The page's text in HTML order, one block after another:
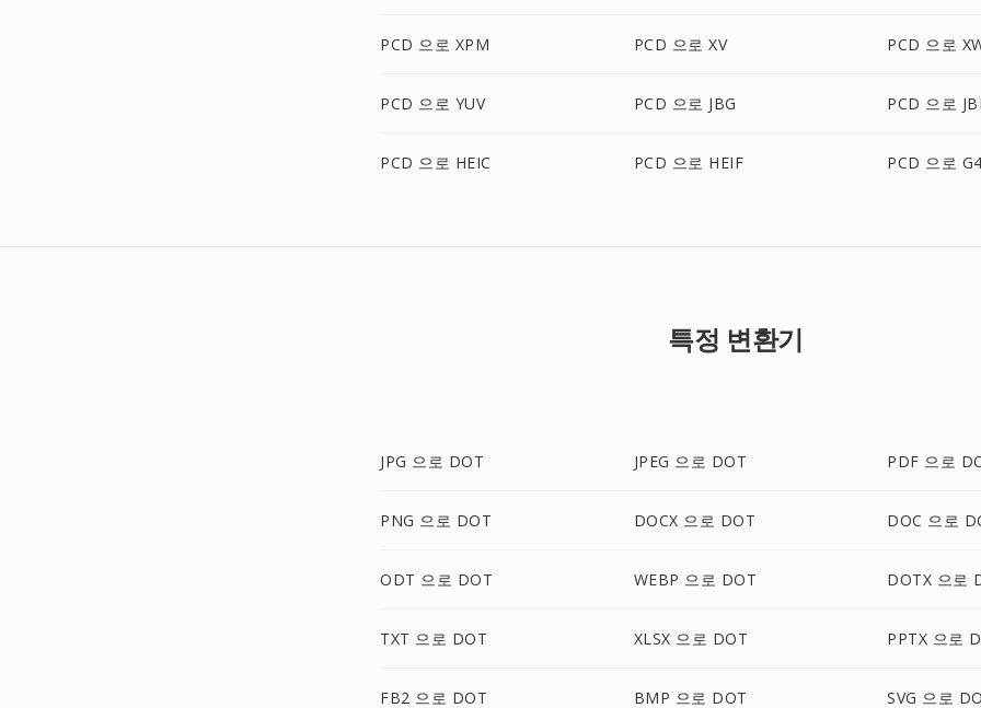
PCD 으로 XPM PCD 으로 XV PCD 으로
PCD 으로 YUV PCD 으로 JBG PCD 으로
PCD 으로 HEIC PCD 으로 HEIF PCD 으로 G4
특정 변환기
JPG 으로 DOT JPEG 으로 DOT PDF 으로
PNG 으로 DOT DOCX 으로 DOT DOC 으로
ODT 으로 DOT WEBP 으로 DOT DOTX 으로
TXT 으로 DOT XLSX 으로 DOT PPTX 으로
FB2 으로 DOT BMP 으로 DOT SVG 으로